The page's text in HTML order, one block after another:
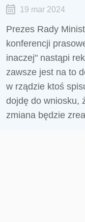
19 mar 2024
Prezes Rady
konferencji
inaczej" nastąpi
zawsze jest na to
w rządzie ktoś
dojdę do wniosku,
zmiana będzie